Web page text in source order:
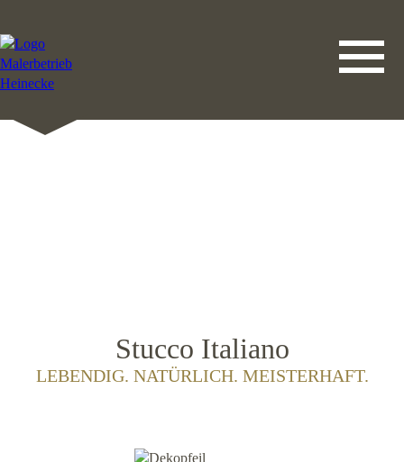
Stucco Italiano
LEBENDIG. NATÜRLICH. MEISTERHAFT.